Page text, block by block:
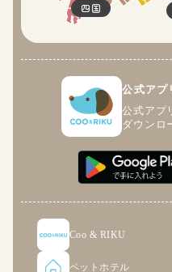
四国
公式アプ
公式アプ
ダウンロ
Coo & RIKU
ペットホテル